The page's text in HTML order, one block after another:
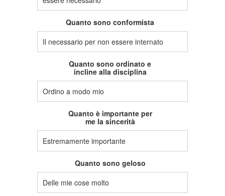
Quanto sono conformista
Il necessario per non essere internato
Quanto sono ordinato e
incline alla disciplina
Ordino a modo mio
Quanto è importante per
me la sincerità
Estremamente importante
Quanto sono geloso
Delle mie cose molto